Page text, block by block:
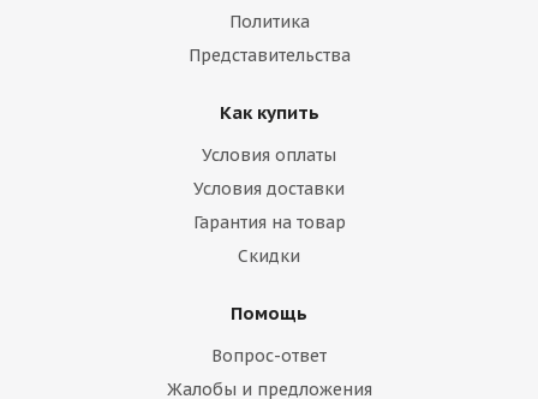
Политика
Представительства
Как купить
Условия оплаты
Условия доставки
Гарантия на товар
Скидки
Помощь
Вопрос-ответ
Жалобы и предложения